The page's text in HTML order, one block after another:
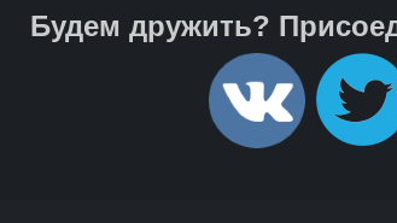
Будем дружить?